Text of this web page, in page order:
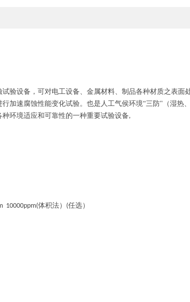
验设备，可对电工设备、金属材料、制品各种材质之表面
加速腐蚀性能变化试验。也是人工气侯环境“三防"（湿热
环境适应和可靠性的一种重要试验设备,
10000ppm(体积法） (任选）